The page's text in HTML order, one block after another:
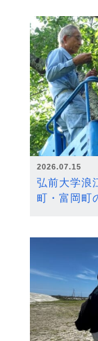
2026.07.15
弘前大学浪
町・富岡町